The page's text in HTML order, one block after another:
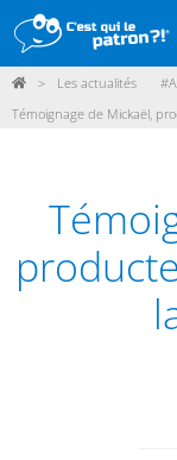
> Les actualités
Témoignage de Mickaël,